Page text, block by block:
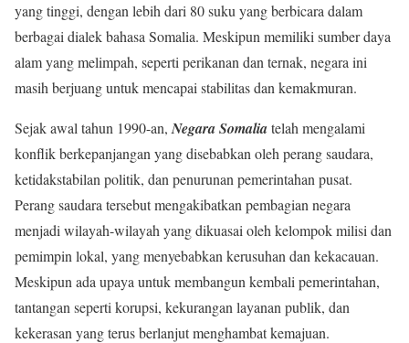
yang tinggi, dengan lebih dari 80 suku yang berbicara dalam
berbagai dialek bahasa Somalia. Meskipun memiliki sumber daya
alam yang melimpah, seperti perikanan dan ternak, negara ini
masih berjuang untuk mencapai stabilitas dan kemakmuran.
Sejak awal tahun 1990-an, Negara Somaliatelah mengalami
konflik berkepanjangan yang disebabkan oleh perang saudara,
ketidakstabilan politik, dan penurunan pemerintahan pusat.
Perang saudara tersebut mengakibatkan pembagian negara
menjadi wilayah-wilayah yang dikuasai oleh kelompok milisi dan
pemimpin lokal, yang menyebabkan kerusuhan dan kekacauan.
Meskipun ada upaya untuk membangun kembali pemerintahan,
tantangan seperti korupsi, kekurangan layanan publik, dan
kekerasan yang terus berlanjut menghambat kemajuan.